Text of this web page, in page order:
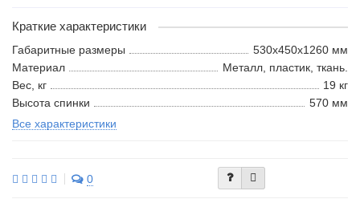
Краткие характеристики
Габаритные размеры
530х450х1260 мм
Материал
Металл, пластик, ткань.
Вес, кг
19 кг
Высота спинки
570 мм
Все характеристики
0